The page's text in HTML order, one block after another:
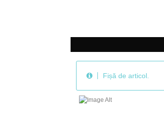
Fișă de articol.